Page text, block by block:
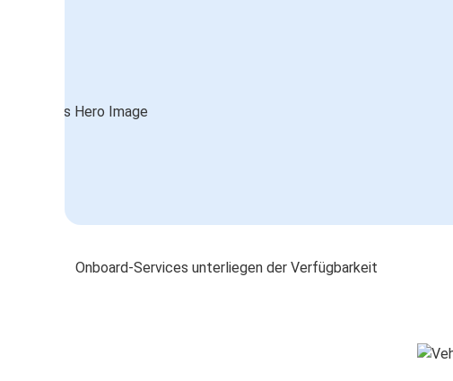
Onboard-Services unterliegen der Verfügbarkeit